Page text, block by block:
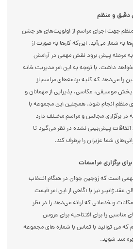
دقیق و منظم
منظم جهت اجرای مراسم از اولویت‌های هر جشن
به شمار می‌آید. این‌که کارها به صورت از
مرحله پیش برود نقش مهمی در آرامش
داشت. با توجه به این امر مدیریت خانه
را می‌دهد که کلیه برنامه‌های مراسم از
پخش موسیقی، عکاسی، پذیرایی از مهمانان و
منظم انجام شود. همچنین این مجموعه با
در برگزاری مجالس و مراسم مختلف دارد
پیش‌بینی نشده در نظر می‌گیرد تا
شما عزیزان را برطرف کند.
برگزاری مراسمات
است که زوجین جوان در هنگام انتخاب
عقد ژانپیر نیز با آگاهی از این امر قیمت
و خدماتی که ارائه می‌دهد را در نظر
را برای افتتاحیه برای عروس
که می توانید با تماس با شماره های مجموعه
مند شوید.